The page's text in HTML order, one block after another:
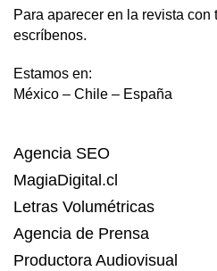
Para aparecer en la revista con
escríbenos.
Estamos en:
México – Chile – España
Agencia SEO
MagiaDigital.cl
Letras Volumétricas
Agencia de Prensa
Productora Audiovisual